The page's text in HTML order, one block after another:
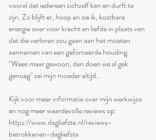
vooral dat iedereen zichzelf kan en durft te
zijn. Zo blijft er, hoop en zie ik, kostbare
energie over voor kracht en liefde in plaats van
dat die verloren zou gaan aan het moeten
aannemen van een geforceerde houding.
"Wees maar gewoon, dan doen we al gek
genoeg" zei mijn moeder altijd...
Kijk voor meer informatie over mijn werkwijze
en nog meer waardevolle reviews op:
https://www.dagliefste.nl/reviews-
betrokkenen-dagliefste